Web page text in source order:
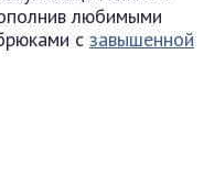
любимыми
с завышенной